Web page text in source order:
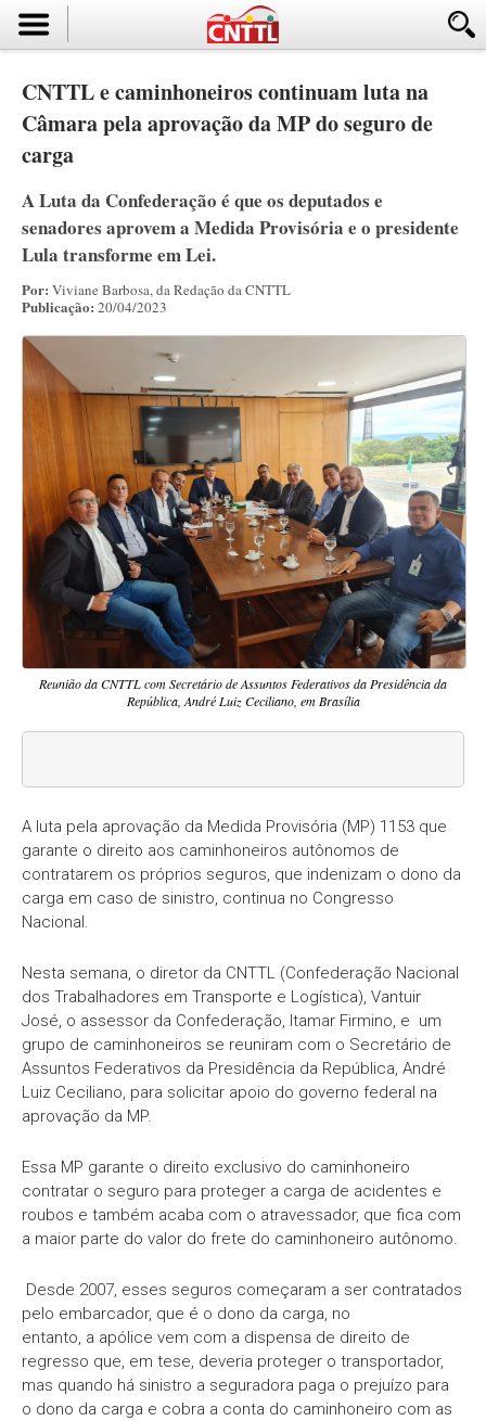
CNTTL e caminhoneiros continuam luta na
Câmara pela aprovação da MP do seguro de
carga
A Luta da Confederação é que os deputados e
senadores aprovem a Medida Provisória e o presidente
Lula transforme em Lei.
Por: Viviane Barbosa, da Redação da CNTTL
Publicação: 20/04/2023
Reunião da CNTTL com Secretário de Assuntos Federativos da Presidência da
República, André Luiz Ceciliano, em Brasília
A luta pela aprovação da Medida Provisória (MP) 1153 que
garante o direito aos caminhoneiros autônomos de
contratarem os próprios seguros, que indenizam o dono da
carga em caso de sinistro, continua no Congresso
Nacional.
Nesta semana, o diretor da CNTTL (Confederação Nacional
dos Trabalhadores em Transporte e Logística), Vantuir
José, o assessor da Confederação, Itamar Firmino, e um
grupo de caminhoneiros se reuniram com o Secretário de
Assuntos Federativos da Presidência da República, André
Luiz Ceciliano, para solicitar apoio do governo federal na
aprovação da MP.
Essa MP garante o direito exclusivo do caminhoneiro
contratar o seguro para proteger a carga de acidentes e
roubos e também acaba com o atravessador, que fica com
a maior parte do valor do frete do caminhoneiro autônomo.
Desde 2007, esses seguros começaram a ser contratados
pelo embarcador, que é o dono da carga, no
entanto, a apólice vem com a dispensa de direito de
regresso que, em tese, deveria proteger o transportador,
mas quando há sinistro a seguradora paga o prejuízo para
o dono da carga e cobra a conta do caminhoneiro com as